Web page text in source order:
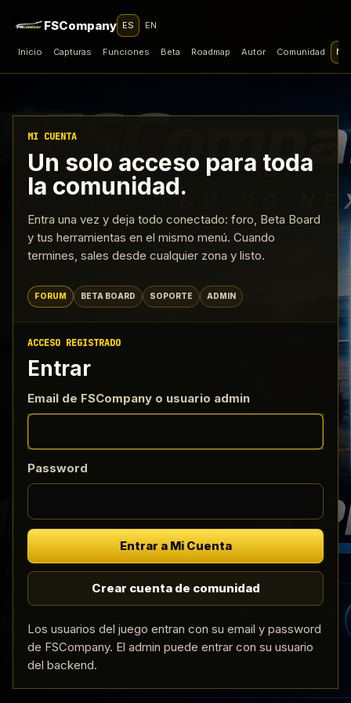
FSCompany
Inicio Capturas Funciones Beta Roadmap Autor Comunidad Mi
ES EN
MI CUENTA
Un solo acceso para toda
la comunidad.
Entra una vez y deja todo conectado: foro, Beta Board
y tus herramientas en el mismo menú. Cuando
termines, sales desde cualquier zona y listo.
FORUM BETA BOARD SOPORTE ADMIN
ACCESO REGISTRADO
Entrar
Email de FSCompany o usuario admin
Password
Entrar a Mi Cuenta
Crear cuenta de comunidad
Los usuarios del juego entran con su email y password
de FSCompany. El admin puede entrar con su usuario
del backend.